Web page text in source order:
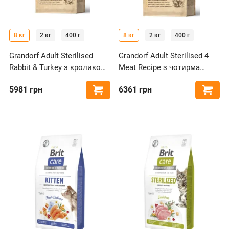
8 кг 2 кг 400 г
Grandorf Adult Sterilised
Rabbit & Turkey з кроликом
стерилізованих котів
5981 грн Купити
8 кг 2 кг 400 г
Grandorf Adult Sterilised 4
Meat Recipe з чотирма
стерилізованих котів
6361 грн